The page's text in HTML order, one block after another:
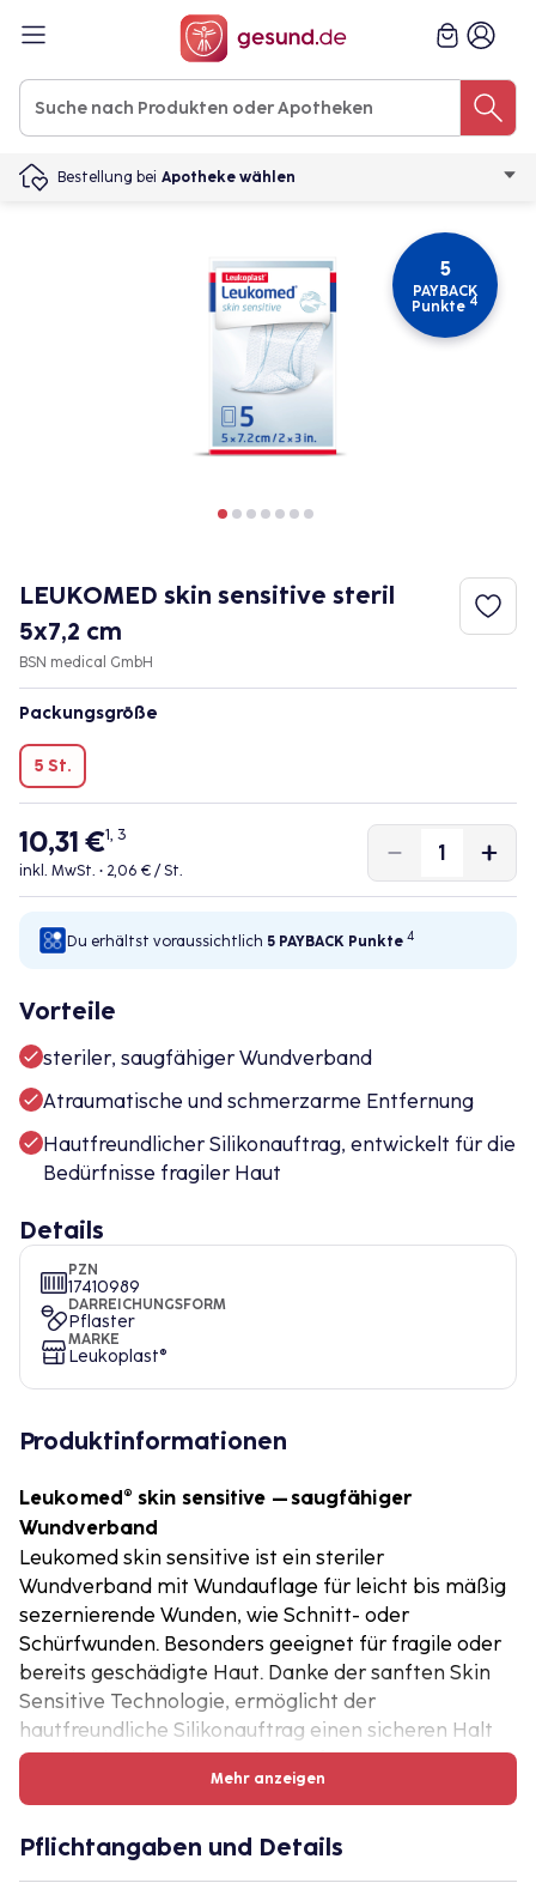
Bestellung bei Apotheke wählen
5
PAYBACK
Punkte 4
LEUKOMED skin sensitive steril
5x7,2 cm
BSN medical GmbH
Packungsgröße
5 St.
10,31 €1, 3
inkl. MwSt. • 2,06 € / St.
Du erhältst voraussichtlich 5 PAYBACK Punkte 4
Vorteile
steriler, saugfähiger Wundverband
Atraumatische und schmerzarme Entfernung
Hautfreundlicher Silikonauftrag, entwickelt für die
Bedürfnisse fragiler Haut
Details
PZN
17410989
DARREICHUNGSFORM
Pflaster
MARKE
Leukoplast®
Produktinformationen
Leukomed® skin sensitive – saugfähiger
Wundverband
Leukomed skin sensitive ist ein steriler
Wundverband mit Wundauflage für leicht bis mäßig
sezernierende Wunden, wie Schnitt- oder
Schürfwunden. Besonders geeignet für fragile oder
bereits geschädigte Haut. Danke der sanften Skin
Sensitive Technologie, ermöglicht der
hautfreundliche Silikonauftrag einen sicheren Halt
und gleichzeitig eine sanfte Entfernung.
auf einen Blick
Mehr anzeigen
Pflichtangaben und Details